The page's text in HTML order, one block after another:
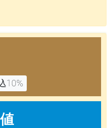
10%